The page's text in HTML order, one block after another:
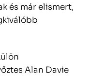
és már elismert,
Alan Davie